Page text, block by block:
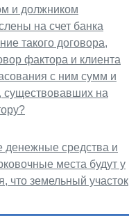
и должником
на счет банка
такого договора,
фактора и клиента
с ним сумм и
существовавших на
денежные средства и
места будут у
что земельный участок